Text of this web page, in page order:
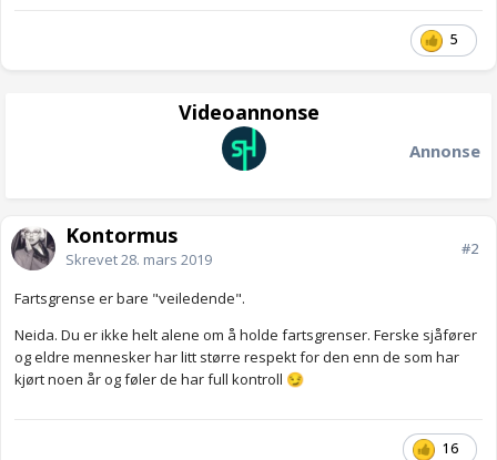
5
Videoannonse
Annonse
Kontormus
Skrevet28. mars 2019
#2
Fartsgrense er bare "veiledende".
Neida. Du er ikke helt alene om å holde fartsgrenser. Ferske sjåfører
og eldre mennesker har litt større respekt for den enn de som har
kjørt noen år og føler de har full kontroll 😏
16